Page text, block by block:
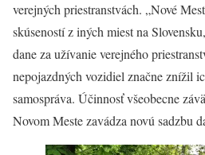
verejných priestranstvách. „Nové
skúseností z iných miest na
dane za užívanie verejného
nepojazdných vozidiel značne znížil
samospráva. Účinnosť všeobecne
Novom Meste zavádza novú sadzbu